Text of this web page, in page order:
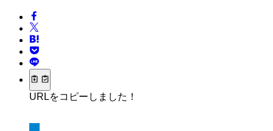
URLをコピーしました！